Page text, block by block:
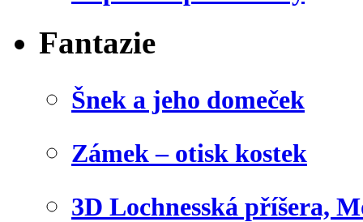
Fantazie
Šnek a jeho domeček
Zámek – otisk kostek
3D Lochnesská příšera,